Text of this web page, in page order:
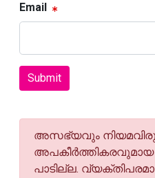
Email
Submit
അസഭ്യവും
പാടില്ല.